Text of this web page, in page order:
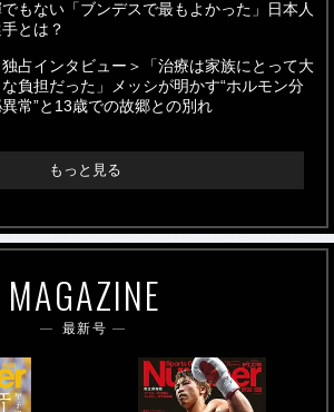
もない「ブンデスで最もよかった」日本人
とは？
独占インタビュー＞「治療は家族にとって大
な負担だった」メッシが明かす“ホルモン分
常”と13歳での故郷との別れ
もっと見る
MAGAZINE
最新号